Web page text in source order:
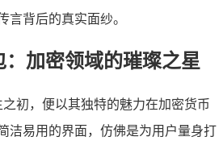
言背后的真实面纱。
加密领域的璀璨之星
之初，便以其独特的魅力在加密货币
洁易用的界面，仿佛是为用户量身打